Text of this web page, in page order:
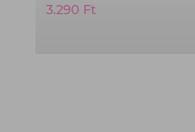
Termék
3.290 Ft